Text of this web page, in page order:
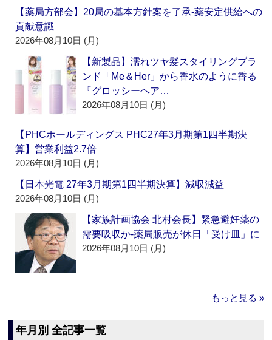
【薬局方部会】20局の基本方針案を了承‐薬安定供給への
貢献意識
2026年08月10日 (月)
【新製品】濡れツヤ髪スタイリングブラ
ンド「Me＆Her」から香水のように香る
『グロッシーヘア…
2026年08月10日 (月)
【PHCホールディングス PHC27年3月期第1四半期決
算】営業利益2.7倍
2026年08月10日 (月)
【日本光電 27年3月期第1四半期決算】減収減益
2026年08月10日 (月)
【家族計画協会 北村会長】緊急避妊薬の
需要吸収か‐薬局販売が休日「受け皿」に
2026年08月10日 (月)
もっと見る »
年月別 全記事一覧